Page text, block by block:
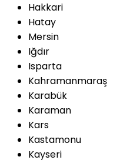
Hakkari
Hatay
Mersin
Iğdır
Isparta
Kahramanmaraş
Karabük
Karaman
Kars
Kastamonu
Kayseri